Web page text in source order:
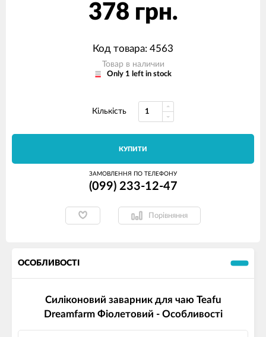
378 грн.
Код товара: 4563
Товар в наличии
Only 1 left in stock
Кількість
КУПИТИ
ЗАМОВЛЕННЯ ПО ТЕЛЕФОНУ
(099) 233-12-47
Порівняння
ОСОБЛИВОСТІ
Силіконовий заварник для чаю Teafu
Dreamfarm Фіолетовий - Особливості